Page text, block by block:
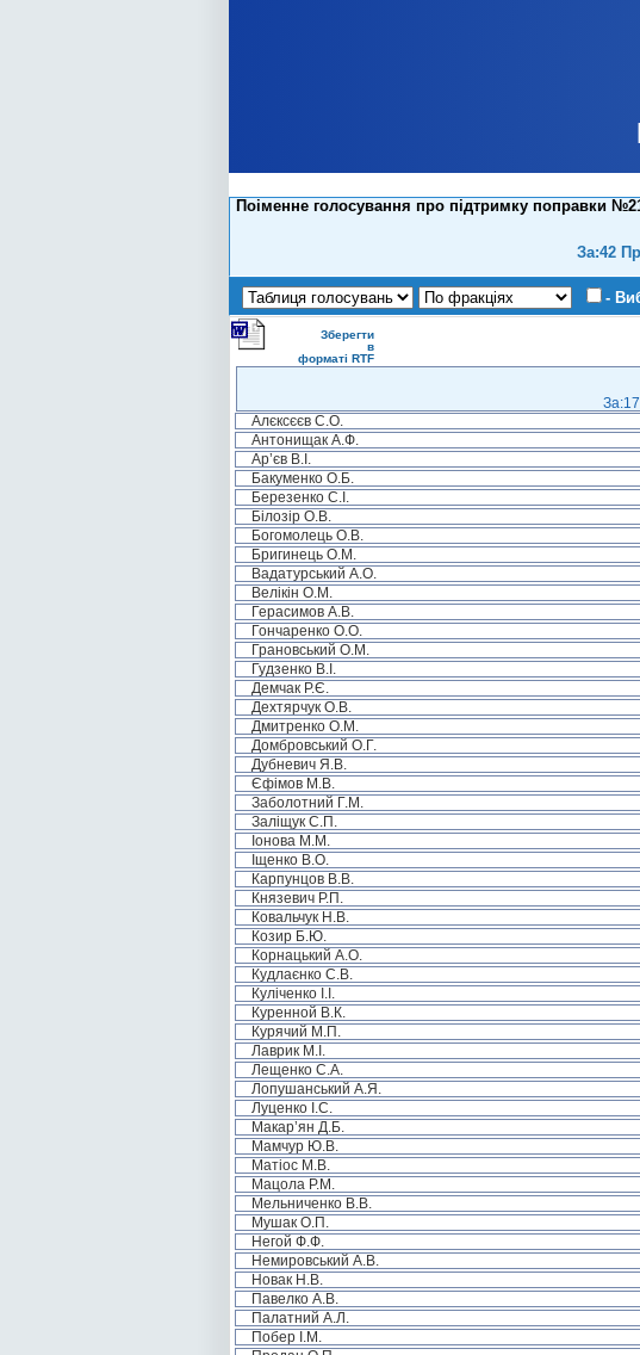
Поіменне голосування про підтримку поправки
За:42
-
Зберегти
в
форматі RTF
Алєксєєв С.О.
Антонищак А.Ф.
Ар’єв В.І.
Бакуменко О.Б.
Березенко С.І.
Білозір О.В.
Богомолець О.В.
Бригинець О.М.
Вадатурський А.О.
Велікін О.М.
Герасимов А.В.
Гончаренко О.О.
Грановський О.М.
Гудзенко В.І.
Демчак Р.Є.
Дехтярчук О.В.
Дмитренко О.М.
Домбровський О.Г.
Дубневич Я.В.
Єфімов М.В.
Заболотний Г.М.
Заліщук С.П.
Іонова М.М.
Іщенко В.О.
Карпунцов В.В.
Князевич Р.П.
Ковальчук Н.В.
Козир Б.Ю.
Корнацький А.О.
Кудлаєнко С.В.
Куліченко І.І.
Куренной В.К.
Курячий М.П.
Лаврик М.І.
Лещенко С.А.
Лопушанський А.Я.
Луценко І.С.
Макар’ян Д.Б.
Мамчур Ю.В.
Матіос М.В.
Мацола Р.М.
Мельниченко В.В.
Мушак О.П.
Негой Ф.Ф.
Немировський А.В.
Новак Н.В.
Павелко А.В.
Палатний А.Л.
Побер І.М.